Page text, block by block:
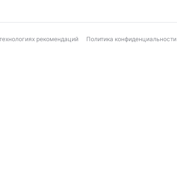
рекомендаций Политика конфиденциальности